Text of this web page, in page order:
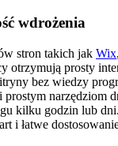
wdrożenia
stron takich jak Wix,
otrzymują prosty
bez wiedzy
narzędziom
kilku godzin lub
i łatwe